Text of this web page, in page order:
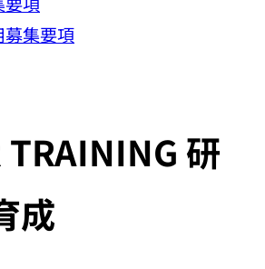
集要項
TRAINING 研
成